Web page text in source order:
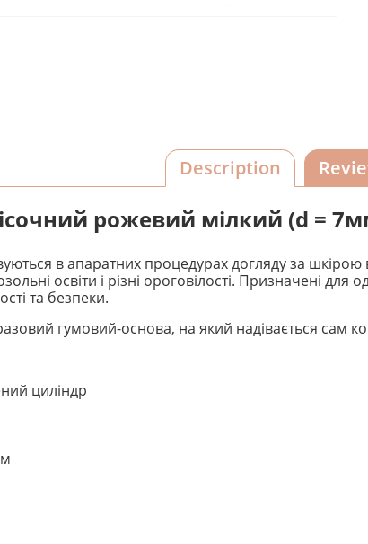
Description
рожевий мілкий (d =
в апаратних процедурах догляду за
освіти і різні ороговілості. Призначені
та безпеки.
гумовий-основа, на який надівається сам
циліндр